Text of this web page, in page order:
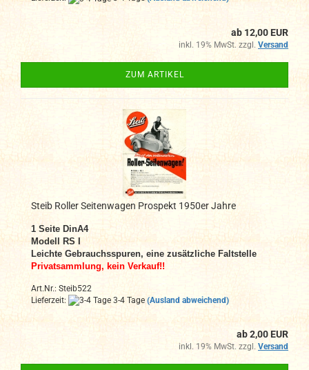
ab 12,00 EUR
inkl. 19% MwSt. zzgl. Versand
ZUM ARTIKEL
Steib Roller Seitenwagen Prospekt 1950er Jahre
1 Seite DinA4
Modell RS I
Leichte Gebrauchsspuren, eine zusätzliche Faltstelle
Privatsammlung, kein Verkauf!!
Art.Nr.: Steib522
Lieferzeit:
3-4 Tage (Ausland abweichend)
ab 2,00 EUR
inkl. 19% MwSt. zzgl. Versand